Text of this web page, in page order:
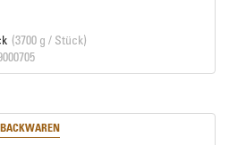
(3700 g / Stück)